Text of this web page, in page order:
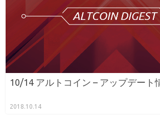
10/14 アルトコイン – アップデート
2018.10.14